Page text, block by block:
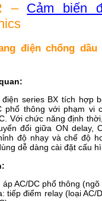
– Cảm biến
điện chống
series BX tích hợp
phổ thông với phạm vi
Với chức năng định
đổi giữa ON delay,
độ nhạy và chế độ
dễ dàng cài đặt cấu
áp AC/DC phổ thông
tiếp điểm relay (loại AC/